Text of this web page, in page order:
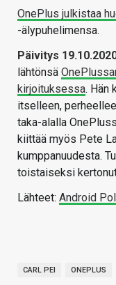
OnePlus julkistaa
-älypuhelimensa.
Päivitys
lähtönsä
kirjoituksessa. Hän
itselleen,
taka-alalla
kiittää myös Pete
kumppanuudesta.
toistaiseksi
Lähteet: Android
CARL PEI ONEPLUS